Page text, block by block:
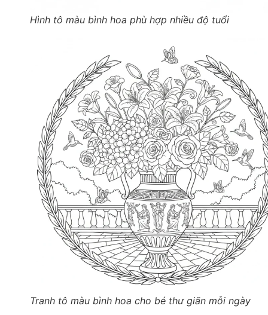
Hình tô màu bình hoa phù hợp nhiều độ tuổi
Tranh tô màu bình hoa cho bé thư giãn mỗi ngày